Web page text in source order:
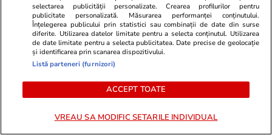
Ce este făina de tapioca și în ce
rețete poate fi folosită
Cum este să studiezi în Franța
selectarea publicității personalizate. Crearea profilurilor pentru
publicitate personalizată. Măsurarea performanței conținutului.
Înțelegerea publicului prin statistici sau combinații de date din surse
diferite. Utilizarea datelor limitate pentru a selecta conținutul. Utilizarea
de date limitate pentru a selecta publicitatea. Date precise de geolocație
și identificarea prin scanarea dispozitivului.
Listă parteneri (furnizori)
ACCEPT TOATE
VREAU SA MODIFIC SETARILE INDIVIDUAL